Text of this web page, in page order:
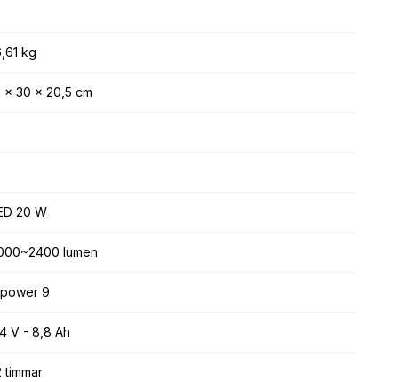
kg
x 30 x 20,5 cm
20 W
lumen
9
V - 8,8 Ah
timmar